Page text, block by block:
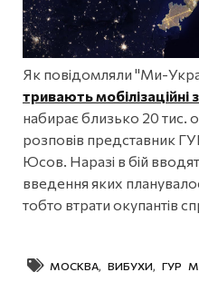
Як повідомляли "Ми-
тривають мобілізаційні
набирає близько 20 тис.
розповів представник
Юсов. Наразі в бій
введення яких
тобто втрати окупантів
МОСКВА ВИБУХИ ГУР